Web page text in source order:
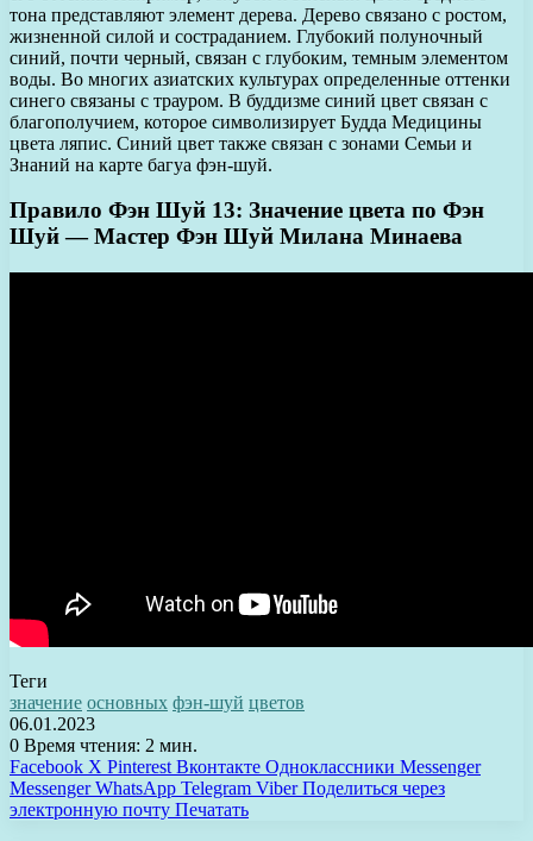
тона представляют элемент дерева. Дерево связано с ростом,
жизненной силой и состраданием. Глубокий полуночный
синий, почти черный, связан с глубоким, темным элементом
воды. Во многих азиатских культурах определенные оттенки
синего связаны с трауром. В буддизме синий цвет связан с
благополучием, которое символизирует Будда Медицины
цвета ляпис. Синий цвет также связан с зонами Семьи и
Знаний на карте багуа фэн-шуй.
Правило Фэн Шуй 13: Значение цвета по Фэн
Шуй — Мастер Фэн Шуй Милана Минаева
Теги
значение основных фэн-шуй цветов
06.01.2023
0 Время чтения: 2 мин.
Facebook X Pinterest Вконтакте Одноклассники Messenger
Messenger WhatsApp Telegram Viber Поделиться через
электронную почту Печатать